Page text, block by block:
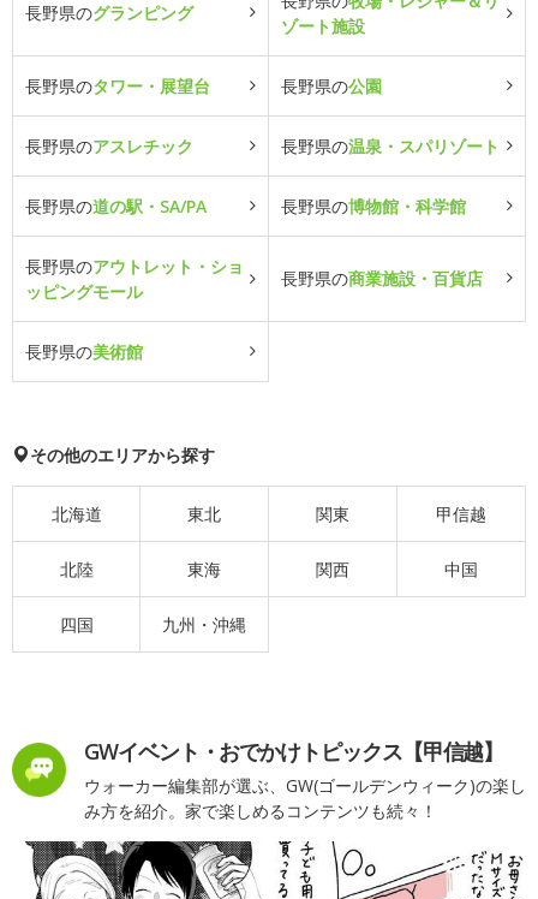
長野県のグランピング
ゾート施設
長野県のタワー・展望台 長野県の公園
長野県のアスレチック 長野県の温泉・スパリゾート
長野県の道の駅・SA/PA 長野県の博物館・科学館
長野県のアウトレット・ショ
ッピングモール
長野県の商業施設・百貨店
長野県の美術館
その他のエリアから探す
北海道 東北 関東 甲信越
北陸 東海 関西 中国
四国 九州・沖縄
GWイベント・おでかけトピックス【甲信越】
ウォーカー編集部が選ぶ、GW(ゴールデンウィーク)の楽し
み方を紹介。家で楽しめるコンテンツも続々！